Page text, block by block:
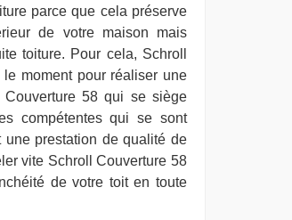
parce que cela préserve
de votre maison mais
toiture. Pour cela, Schroll
moment pour réaliser une
58 qui se siège
compétentes qui se sont
une prestation de qualité de
vite Schroll Couverture 58
de votre toit en toute